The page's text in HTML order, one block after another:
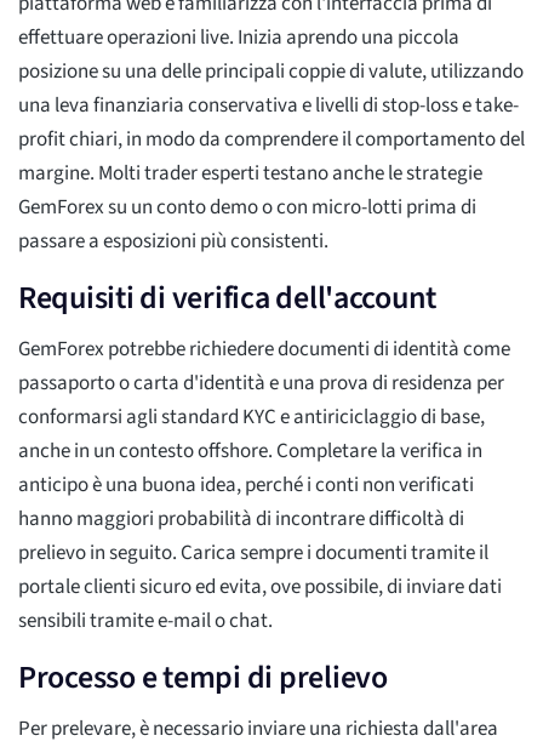
effettuare operazioni live. Inizia aprendo una piccola
posizione su una delle principali coppie di valute, utilizzando
una leva finanziaria conservativa e livelli di stop-loss e take-
profit chiari, in modo da comprendere il comportamento del
margine. Molti trader esperti testano anche le strategie
GemForex su un conto demo o con micro-lotti prima di
passare a esposizioni più consistenti.
Requisiti di verifica dell'account
GemForex potrebbe richiedere documenti di identità come
passaporto o carta d'identità e una prova di residenza per
conformarsi agli standard KYC e antiriciclaggio di base,
anche in un contesto offshore. Completare la verifica in
anticipo è una buona idea, perché i conti non verificati
hanno maggiori probabilità di incontrare difficoltà di
prelievo in seguito. Carica sempre i documenti tramite il
portale clienti sicuro ed evita, ove possibile, di inviare dati
sensibili tramite e-mail o chat.
Processo e tempi di prelievo
Per prelevare, è necessario inviare una richiesta dall'area